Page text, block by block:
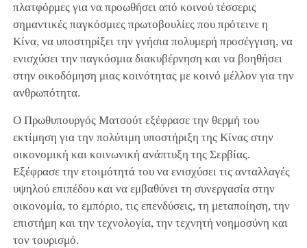
πλατφόρμες για να προωθήσει από κοινού τέσσερις
σημαντικές παγκόσμιες πρωτοβουλίες που πρότεινε η
Κίνα, να υποστηρίξει την γνήσια πολυμερή προσέγγιση, να
ενισχύσει την παγκόσμια διακυβέρνηση και να βοηθήσει
στην οικοδόμηση μιας κοινότητας με κοινό μέλλον για την
ανθρωπότητα.
Ο Πρωθυπουργός Ματσούτ εξέφρασε την θερμή του
εκτίμηση για την πολύτιμη υποστήριξη της Κίνας στην
οικονομική και κοινωνική ανάπτυξη της Σερβίας.
Εξέφρασε την ετοιμότητά του να ενισχύσει τις ανταλλαγές
υψηλού επιπέδου και να εμβαθύνει τη συνεργασία στην
οικονομία, το εμπόριο, τις επενδύσεις, τη μεταποίηση, την
επιστήμη και την τεχνολογία, την τεχνητή νοημοσύνη και
τον τουρισμό.